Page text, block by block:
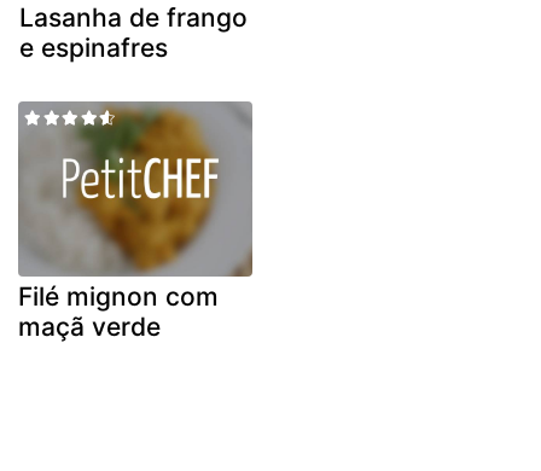
Lasanha de frango
e espinafres
Filé mignon com
maçã verde